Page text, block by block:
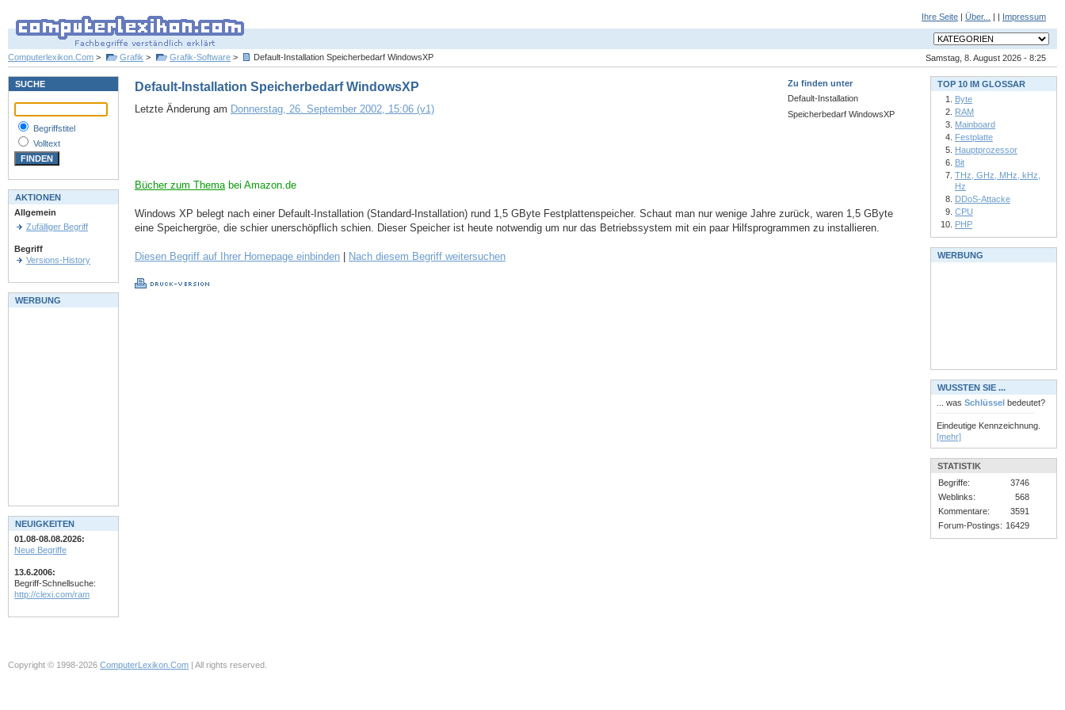
Ihre Seite | Über... | | Impressum
Samstag, 8. August 2026 - 8:25
Computerlexikon.Com > Grafik > Grafik-Software > Default-Installation Speicherbedarf WindowsXP
Zu finden unter
Default-Installation
Speicherbedarf WindowsXP
Default-Installation Speicherbedarf WindowsXP
Letzte Änderung am Donnerstag, 26. September 2002, 15:06 (v1)
Bücher zum Themabei Amazon.de
Windows XP belegt nach einer Default-Installation (Standard-Installation) rund 1,5 GByte Festplattenspeicher. Schaut man nur wenige Jahre zurück, waren 1,5 GByte
eine Speichergröe, die schier unerschöpflich schien. Dieser Speicher ist heute notwendig um nur das Betriebssystem mit ein paar Hilfsprogrammen zu installieren.
Diesen Begriff auf Ihrer Homepage einbinden Nach diesem Begriff weitersuchen
SUCHE
Begriffstitel
Volltext
AKTIONEN
Allgemein
Zufälliger Begriff
Begriff
Versions-History
WERBUNG
NEUIGKEITEN
01.08-08.08.2026:
Neue Begriffe
13.6.2006:
Begriff-Schnellsuche:
http://clexi.com/ram
TOP 10 IM GLOSSAR
Byte
RAM
Mainboard
Festplatte
Hauptprozessor
Bit
THz, GHz, MHz, kHz,
Hz
DDoS-Attacke
CPU
PHP
WERBUNG
WUSSTEN SIE ...
... was Schlüssel bedeutet?
Eindeutige Kennzeichnung.
[mehr]
STATISTIK
Begriffe:
3746
Weblinks:
568
Kommentare:
3591
Forum-Postings: 16429
Copyright © 1998-2026 ComputerLexikon.Com | All rights reserved.